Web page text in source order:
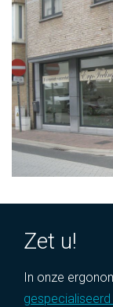
Zet u!
In onze